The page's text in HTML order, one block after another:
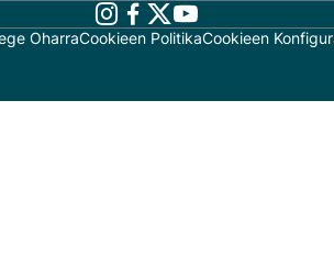
OharraCookieen PolitikaCookieen